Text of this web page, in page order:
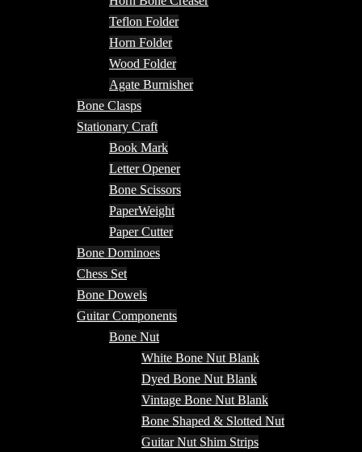
Teflon Folder
Horn Folder
Wood Folder
Agate Burnisher
Bone Clasps
Stationary Craft
Book Mark
Letter Opener
Bone Scissors
PaperWeight
Paper Cutter
Bone Dominoes
Chess Set
Bone Dowels
Guitar Components
Bone Nut
White Bone Nut Blank
Dyed Bone Nut Blank
Vintage Bone Nut Blank
Bone Shaped & Slotted Nut
Guitar Nut Shim Strips